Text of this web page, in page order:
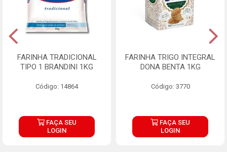
FARINHA TRADICIONAL
TIPO 1 BRANDINI 1KG
Código: 14864
FAÇA SEU
LOGIN
FARINHA TRIGO INTEGRAL
DONA BENTA 1KG
Código: 3770
FAÇA SEU
LOGIN